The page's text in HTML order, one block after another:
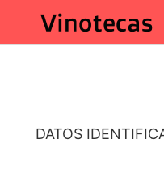
DATOS